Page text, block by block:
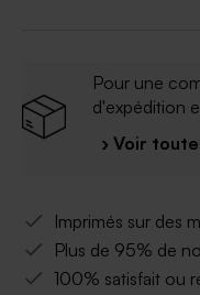
Pour une
d'expédition
› Voir
Imprimés sur des
Plus de 95% de
100% satisfait ou